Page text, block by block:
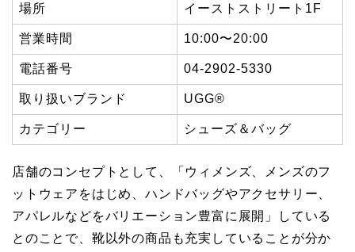
場所 イーストストリート1F
営業時間 10:00〜20:00
電話番号 04-2902-5330
取り扱いブランド UGG®
カテゴリー シューズ＆バッグ
店舗のコンセプトとして、「ウィメンズ、メンズのフ
ットウェアをはじめ、ハンドバッグやアクセサリー、
アパレルなどをバリエーション豊富に展開」している
とのことで、靴以外の商品も充実していることが分か